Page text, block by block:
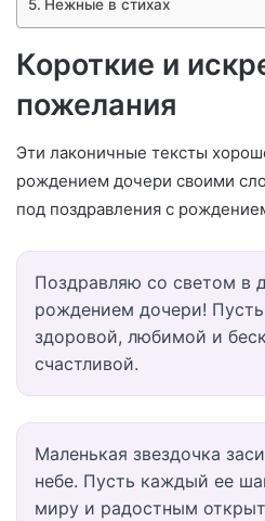
Нежные в стихах
Короткие и
пожелания
Эти лаконичные тексты
рождением дочери своими
под поздравления с
Поздравляю со светом в
рождением дочери! Пусть
здоровой, любимой и
счастливой.
Маленькая звездочка
небе. Пусть каждый ее
миру и радостным